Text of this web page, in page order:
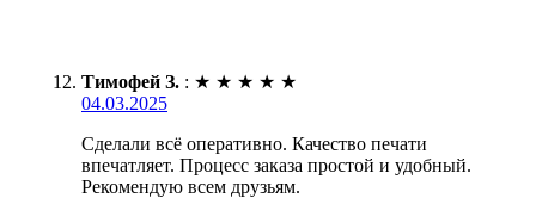
Тимофей З. : ★ ★ ★ ★ ★
04.03.2025
Сделали всё оперативно. Качество печати
впечатляет. Процесс заказа простой и удобный.
Рекомендую всем друзьям.